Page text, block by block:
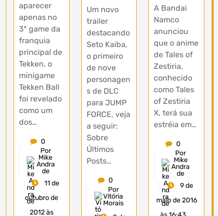
aparecer
apenas no
3º game da
franquia
principal de
Tekken, o
minigame
Tekken Ball
foi revelado
como um
dos…
0
Por
Mike
Andra
de
11 de
outubro de
2012 às
Um novo
trailer
destacando
Seto Kaiba,
o primeiro
de nove
personagen
s de DLC
para JUMP
FORCE, veja
a seguir:
Sobre
Últimos
Posts…
0
Por
Vitória
Morais
A Bandai
Namco
anunciou
que o anime
de Tales of
Zestiria,
conhecido
como Tales
of Zestiria
X, terá sua
estréia em…
0
Por
Mike
Andra
de
9 de
maio de 2016